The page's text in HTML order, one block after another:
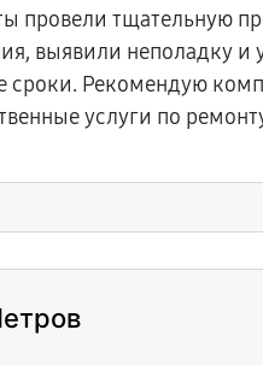
провели тщательную
выявили неполадку и
сроки. Рекомендую
услуги по